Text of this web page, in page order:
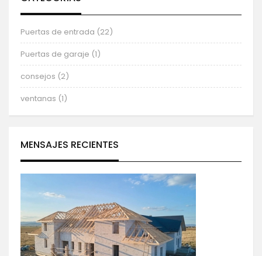
Puertas de entrada (22)
Puertas de garaje (1)
consejos (2)
ventanas (1)
MENSAJES RECIENTES